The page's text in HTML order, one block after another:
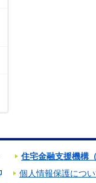
住宅金融支援機構
個人情報保護につ